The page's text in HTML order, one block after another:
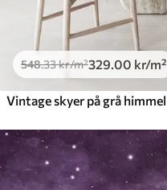
548.33kr/m²329.00 kr/m²
Vintage skyer på grå himmel